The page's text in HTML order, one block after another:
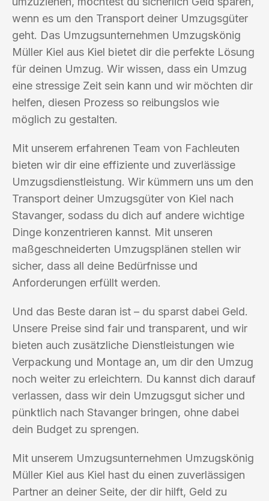
wenn es um den Transport deiner Umzugsgüter
geht. Das Umzugsunternehmen Umzugskönig
Müller Kiel aus Kiel bietet dir die perfekte Lösung
für deinen Umzug. Wir wissen, dass ein Umzug
eine stressige Zeit sein kann und wir möchten dir
helfen, diesen Prozess so reibungslos wie
möglich zu gestalten.
Mit unserem erfahrenen Team von Fachleuten
bieten wir dir eine effiziente und zuverlässige
Umzugsdienstleistung. Wir kümmern uns um den
Transport deiner Umzugsgüter von Kiel nach
Stavanger, sodass du dich auf andere wichtige
Dinge konzentrieren kannst. Mit unseren
maßgeschneiderten Umzugsplänen stellen wir
sicher, dass all deine Bedürfnisse und
Anforderungen erfüllt werden.
Und das Beste daran ist – du sparst dabei Geld.
Unsere Preise sind fair und transparent, und wir
bieten auch zusätzliche Dienstleistungen wie
Verpackung und Montage an, um dir den Umzug
noch weiter zu erleichtern. Du kannst dich darauf
verlassen, dass wir dein Umzugsgut sicher und
pünktlich nach Stavanger bringen, ohne dabei
dein Budget zu sprengen.
Mit unserem Umzugsunternehmen Umzugskönig
Müller Kiel aus Kiel hast du einen zuverlässigen
Partner an deiner Seite, der dir hilft, Geld zu